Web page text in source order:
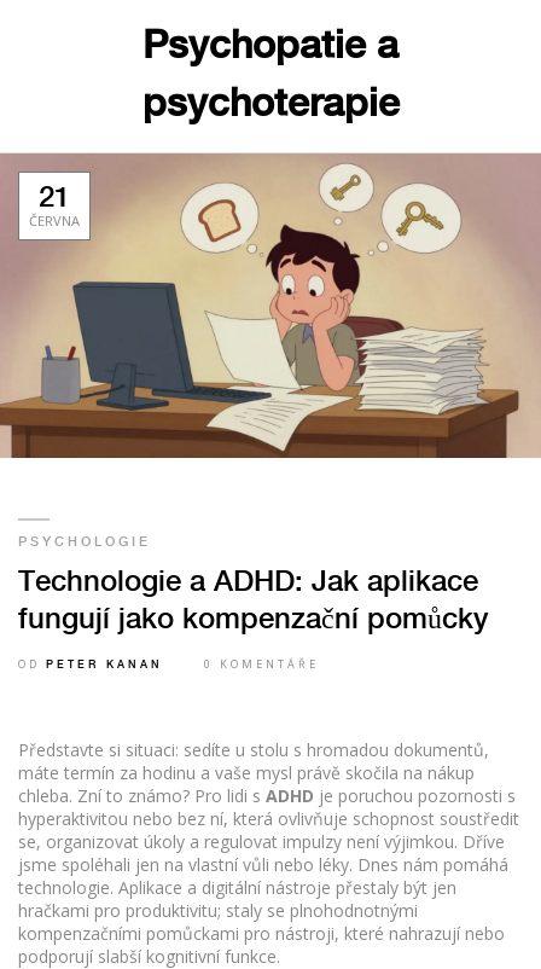
Psychopatie a
psychoterapie
21
ČERVNA
PSYCHOLOGIE
Technologie a ADHD: Jak aplikace
fungují jako kompenzační pomůcky
OD PETER KANAN 0 KOMENTÁŘE
Představte si situaci: sedíte u stolu s hromadou dokumentů,
máte termín za hodinu a vaše mysl právě skočila na nákup
chleba. Zní to známo? Pro lidi s ADHD je poruchou pozornosti s
hyperaktivitou nebo bez ní, která ovlivňuje schopnost soustředit
se, organizovat úkoly a regulovat impulzy není výjimkou. Dříve
jsme spoléhali jen na vlastní vůli nebo léky. Dnes nám pomáhá
technologie. Aplikace a digitální nástroje přestaly být jen
hračkami pro produktivitu; staly se plnohodnotnými
kompenzačními pomůckami pro nástroji, které nahrazují nebo
podporují slabší kognitivní funkce.